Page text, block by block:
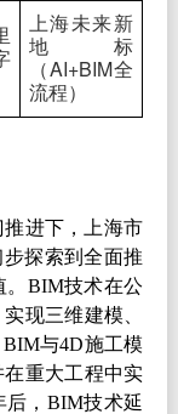
上海未来新
地标
（AI+BIM全
流程）
进下，上海市
探索到全面推
BIM技术在公
现三维建模、
BIM与4D施工模
重大工程中实
后， BIM技术延